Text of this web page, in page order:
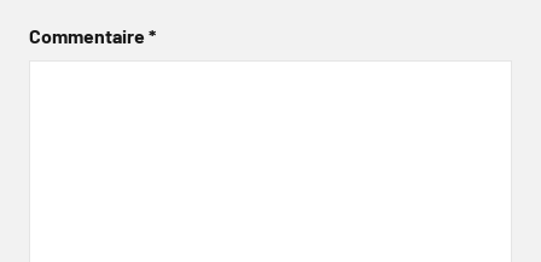
Commentaire*